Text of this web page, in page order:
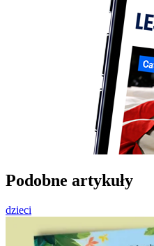
Podobne artykuły
dzieci